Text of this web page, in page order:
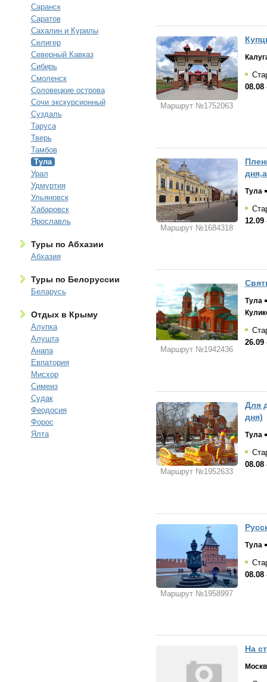
Саранск
Саратов
Сахалин и Курилы
Селигер
Северный Кавказ
Сибирь
Смоленск
Соловецкие острова
Сочи экскурсионный
Суздаль
Таруса
Тверь
Тамбов
Тула
Урал
Удмуртия
Ульяновск
Хабаровск
Ярославль
Туры по Абхазии
Абхазия
Туры по Белоруссии
Беларусь
Отдых в Крыму
Алупка
Алушта
Анапа
Евпатория
Мисхор
Симеиз
Судак
Феодосия
Форос
Ялта
Маршрут №1752063
08.08
Маршрут №1684318
Тула
12.09
Маршрут №1942436
Тула
26.09
Маршрут №1952633
Для
дня)
Тула
08.08
Маршрут №1958997
Тула
08.08
На